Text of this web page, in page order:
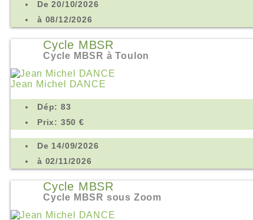
De 20/10/2026
à 08/12/2026
Cycle MBSR
Cycle MBSR à Toulon
Jean Michel DANCE
Dép: 83
Prix: 350 €
De 14/09/2026
à 02/11/2026
Cycle MBSR
Cycle MBSR sous Zoom